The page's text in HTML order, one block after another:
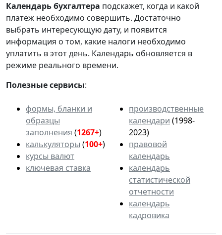
Календарьбухгалтера подскажет, когда и какой
платеж необходимо совершить. Достаточно
выбрать интересующую дату, и появится
информация о том, какие налоги необходимо
уплатить в этот день. Календарь обновляется в
режиме реального времени.
Полезные сервисы:
формы, бланки и
образцы
заполнения (1267+)
калькуляторы (100+)
курсы валют
ключевая ставка
производственные
календари (1998-
2023)
правовой
календарь
календарь
статистической
отчетности
календарь
кадровика